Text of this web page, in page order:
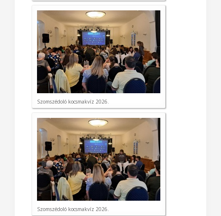
Szomszédoló kocsmakvíz 2026.
Szomszédoló kocsmakvíz 2026.